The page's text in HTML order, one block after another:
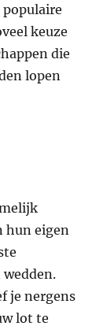
keuze
die
lopen
hun eigen
je nergens
lot te